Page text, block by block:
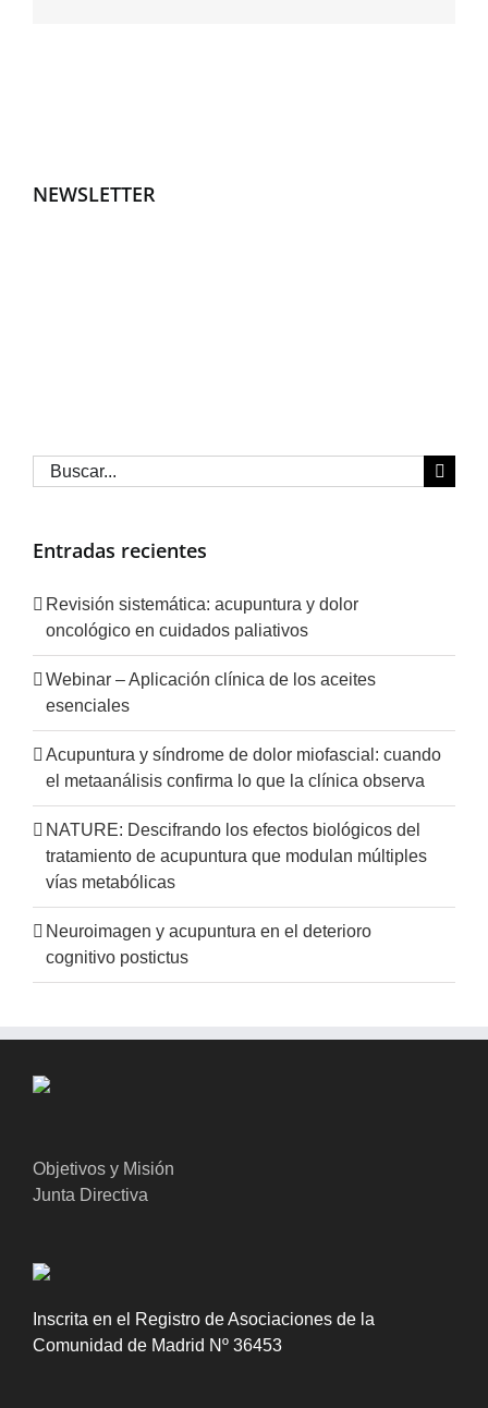
NEWSLETTER
Buscar:
Entradas recientes
Revisión sistemática: acupuntura y dolor
oncológico en cuidados paliativos
Webinar – Aplicación clínica de los aceites
esenciales
Acupuntura y síndrome de dolor miofascial: cuando
el metaanálisis confirma lo que la clínica observa
NATURE: Descifrando los efectos biológicos del
tratamiento de acupuntura que modulan múltiples
vías metabólicas
Neuroimagen y acupuntura en el deterioro
cognitivo postictus
Objetivos y Misión
Junta Directiva
Inscrita en el Registro de Asociaciones de la
Comunidad de Madrid Nº 36453